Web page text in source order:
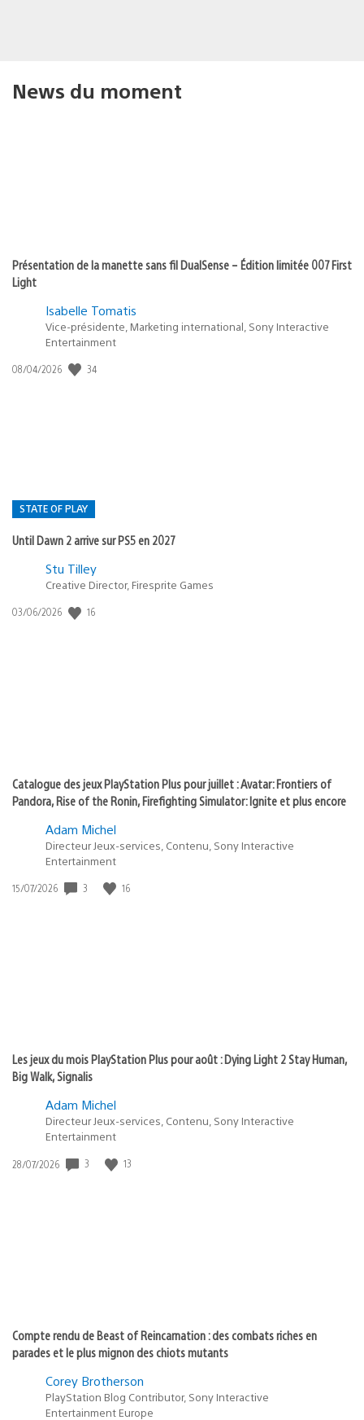
News du moment
Présentation de la manette sans fil DualSense – Édition limitée 007 First
Light
Isabelle Tomatis
Vice-présidente, Marketing international, Sony Interactive
Entertainment
Date
08/04/2026 34
STATE OF PLAY
Until Dawn 2 arrive sur PS5 en 2027
Postée
:
Stu Tilley
Creative Director, Firesprite Games
Date
03/06/2026 16
Catalogue des jeux PlayStation Plus pour juillet : Avatar: Frontiers of
Pandora, Rise of the Ronin, Firefighting Simulator: Ignite et plus encore
Adam Michel
Directeur Jeux-services, Contenu, Sony Interactive
Entertainment
Date
15/07/2026 3 16
Les jeux du mois PlayStation Plus pour août : Dying Light 2 Stay Human,
Big Walk, Signalis
Adam Michel
Directeur Jeux-services, Contenu, Sony Interactive
Entertainment
Date
28/07/2026 3 13
Compte rendu de Beast of Reincarnation : des combats riches en
parades et le plus mignon des chiots mutants
Corey Brotherson
PlayStation Blog Contributor, Sony Interactive
Entertainment Europe